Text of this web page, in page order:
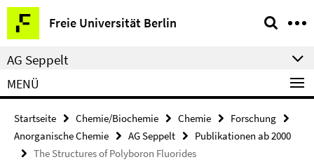
Springe
direkt
zu
Inhalt
Freie Universität Berlin
Service-
Navigation
AG Seppelt
MENÜ
Startseite Chemie/Biochemie Chemie
Forschung
Anorganische Chemie
AG Seppelt
Publikationen ab 2000
The Structures of Polyboron Fluorides